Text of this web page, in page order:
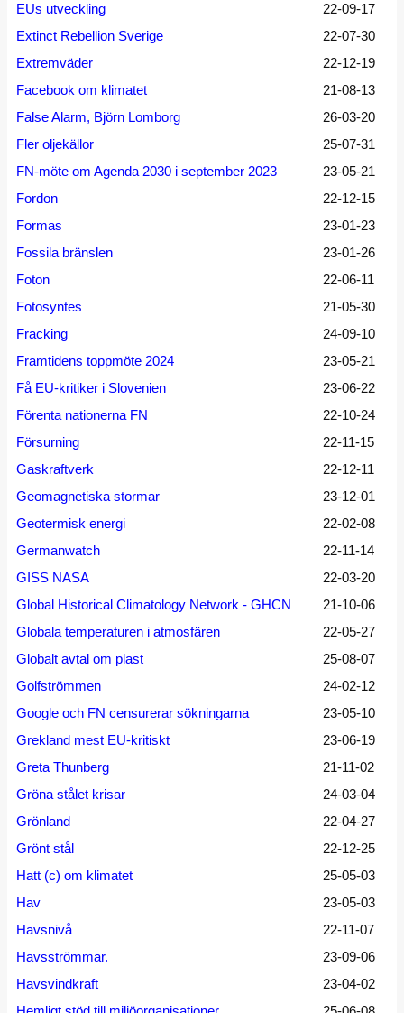
EUs utveckling
22-09-17
Extinct Rebellion Sverige
22-07-30
Extremväder
22-12-19
Facebook om klimatet
21-08-13
False Alarm, Björn Lomborg
26-03-20
Fler oljekällor
25-07-31
FN-möte om Agenda 2030 i september 2023
23-05-21
Fordon
22-12-15
Formas
23-01-23
Fossila bränslen
23-01-26
Foton
22-06-11
Fotosyntes
21-05-30
Fracking
24-09-10
Framtidens toppmöte 2024
23-05-21
Få EU-kritiker i Slovenien
23-06-22
Förenta nationerna FN
22-10-24
Försurning
22-11-15
Gaskraftverk
22-12-11
Geomagnetiska stormar
23-12-01
Geotermisk energi
22-02-08
Germanwatch
22-11-14
GISS NASA
22-03-20
Global Historical Climatology Network - GHCN
21-10-06
Globala temperaturen i atmosfären
22-05-27
Globalt avtal om plast
25-08-07
Golfströmmen
24-02-12
Google och FN censurerar sökningarna
23-05-10
Grekland mest EU-kritiskt
23-06-19
Greta Thunberg
21-11-02
Gröna stålet krisar
24-03-04
Grönland
22-04-27
Grönt stål
22-12-25
Hatt (c) om klimatet
25-05-03
Hav
23-05-03
Havsnivå
22-11-07
Havsströmmar.
23-09-06
Havsvindkraft
23-04-02